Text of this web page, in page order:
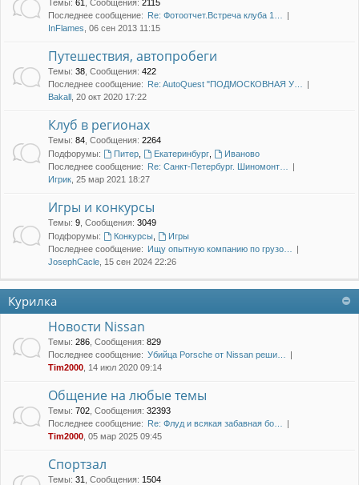
Темы: 61 Сообщения: 2115
Последнее сообщение: Re: Фотоотчет.Встреча клуба 1…
InFlames , 06 сен 2013 11:15
Путешествия, автопробеги
Темы: 38 Сообщения: 422
Последнее сообщение: Re: AutoQuest "ПОДМОСКОВНАЯ У…
Bakall , 20 окт 2020 17:22
Клуб в регионах
Темы: 84 Сообщения: 2264
Подфорумы:
Питер, Екатеринбург,
Иваново
Последнее сообщение: Re: Санкт-Петербург. Шиномонт…
Игрик , 25 мар 2021 18:27
Игры и конкурсы
Темы: 9 Сообщения: 3049
Подфорумы:
Конкурсы,
Игры
Последнее сообщение: Ищу опытную компанию по грузо…
JosephCacle , 15 сен 2024 22:26
Курилка
Новости Nissan
Темы: 286 Сообщения: 829
Последнее сообщение: Убийца Porsche от Nissan реши…
Tim2000 , 14 июл 2020 09:14
Общение на любые темы
Темы: 702 Сообщения: 32393
Последнее сообщение: Re: Флуд и всякая забавная бо…
Tim2000 , 05 мар 2025 09:45
Спортзал
Темы: 31 Сообщения: 1504